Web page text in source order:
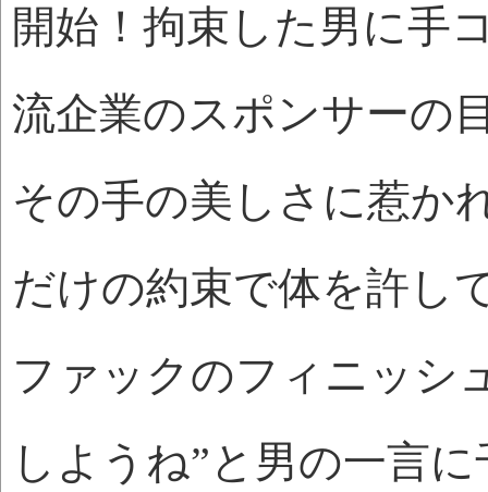
開始！拘束した男に手
流企業のスポンサーの
その手の美しさに惹か
だけの約束で体を許し
ファックのフィニッシ
しようね”と男の一言